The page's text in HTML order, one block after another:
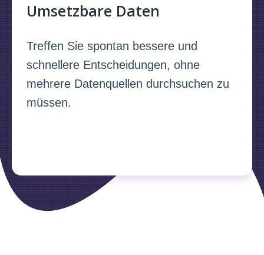
Umsetzbare Daten
Treffen Sie spontan bessere und
schnellere Entscheidungen, ohne
mehrere Datenquellen durchsuchen zu
müssen.